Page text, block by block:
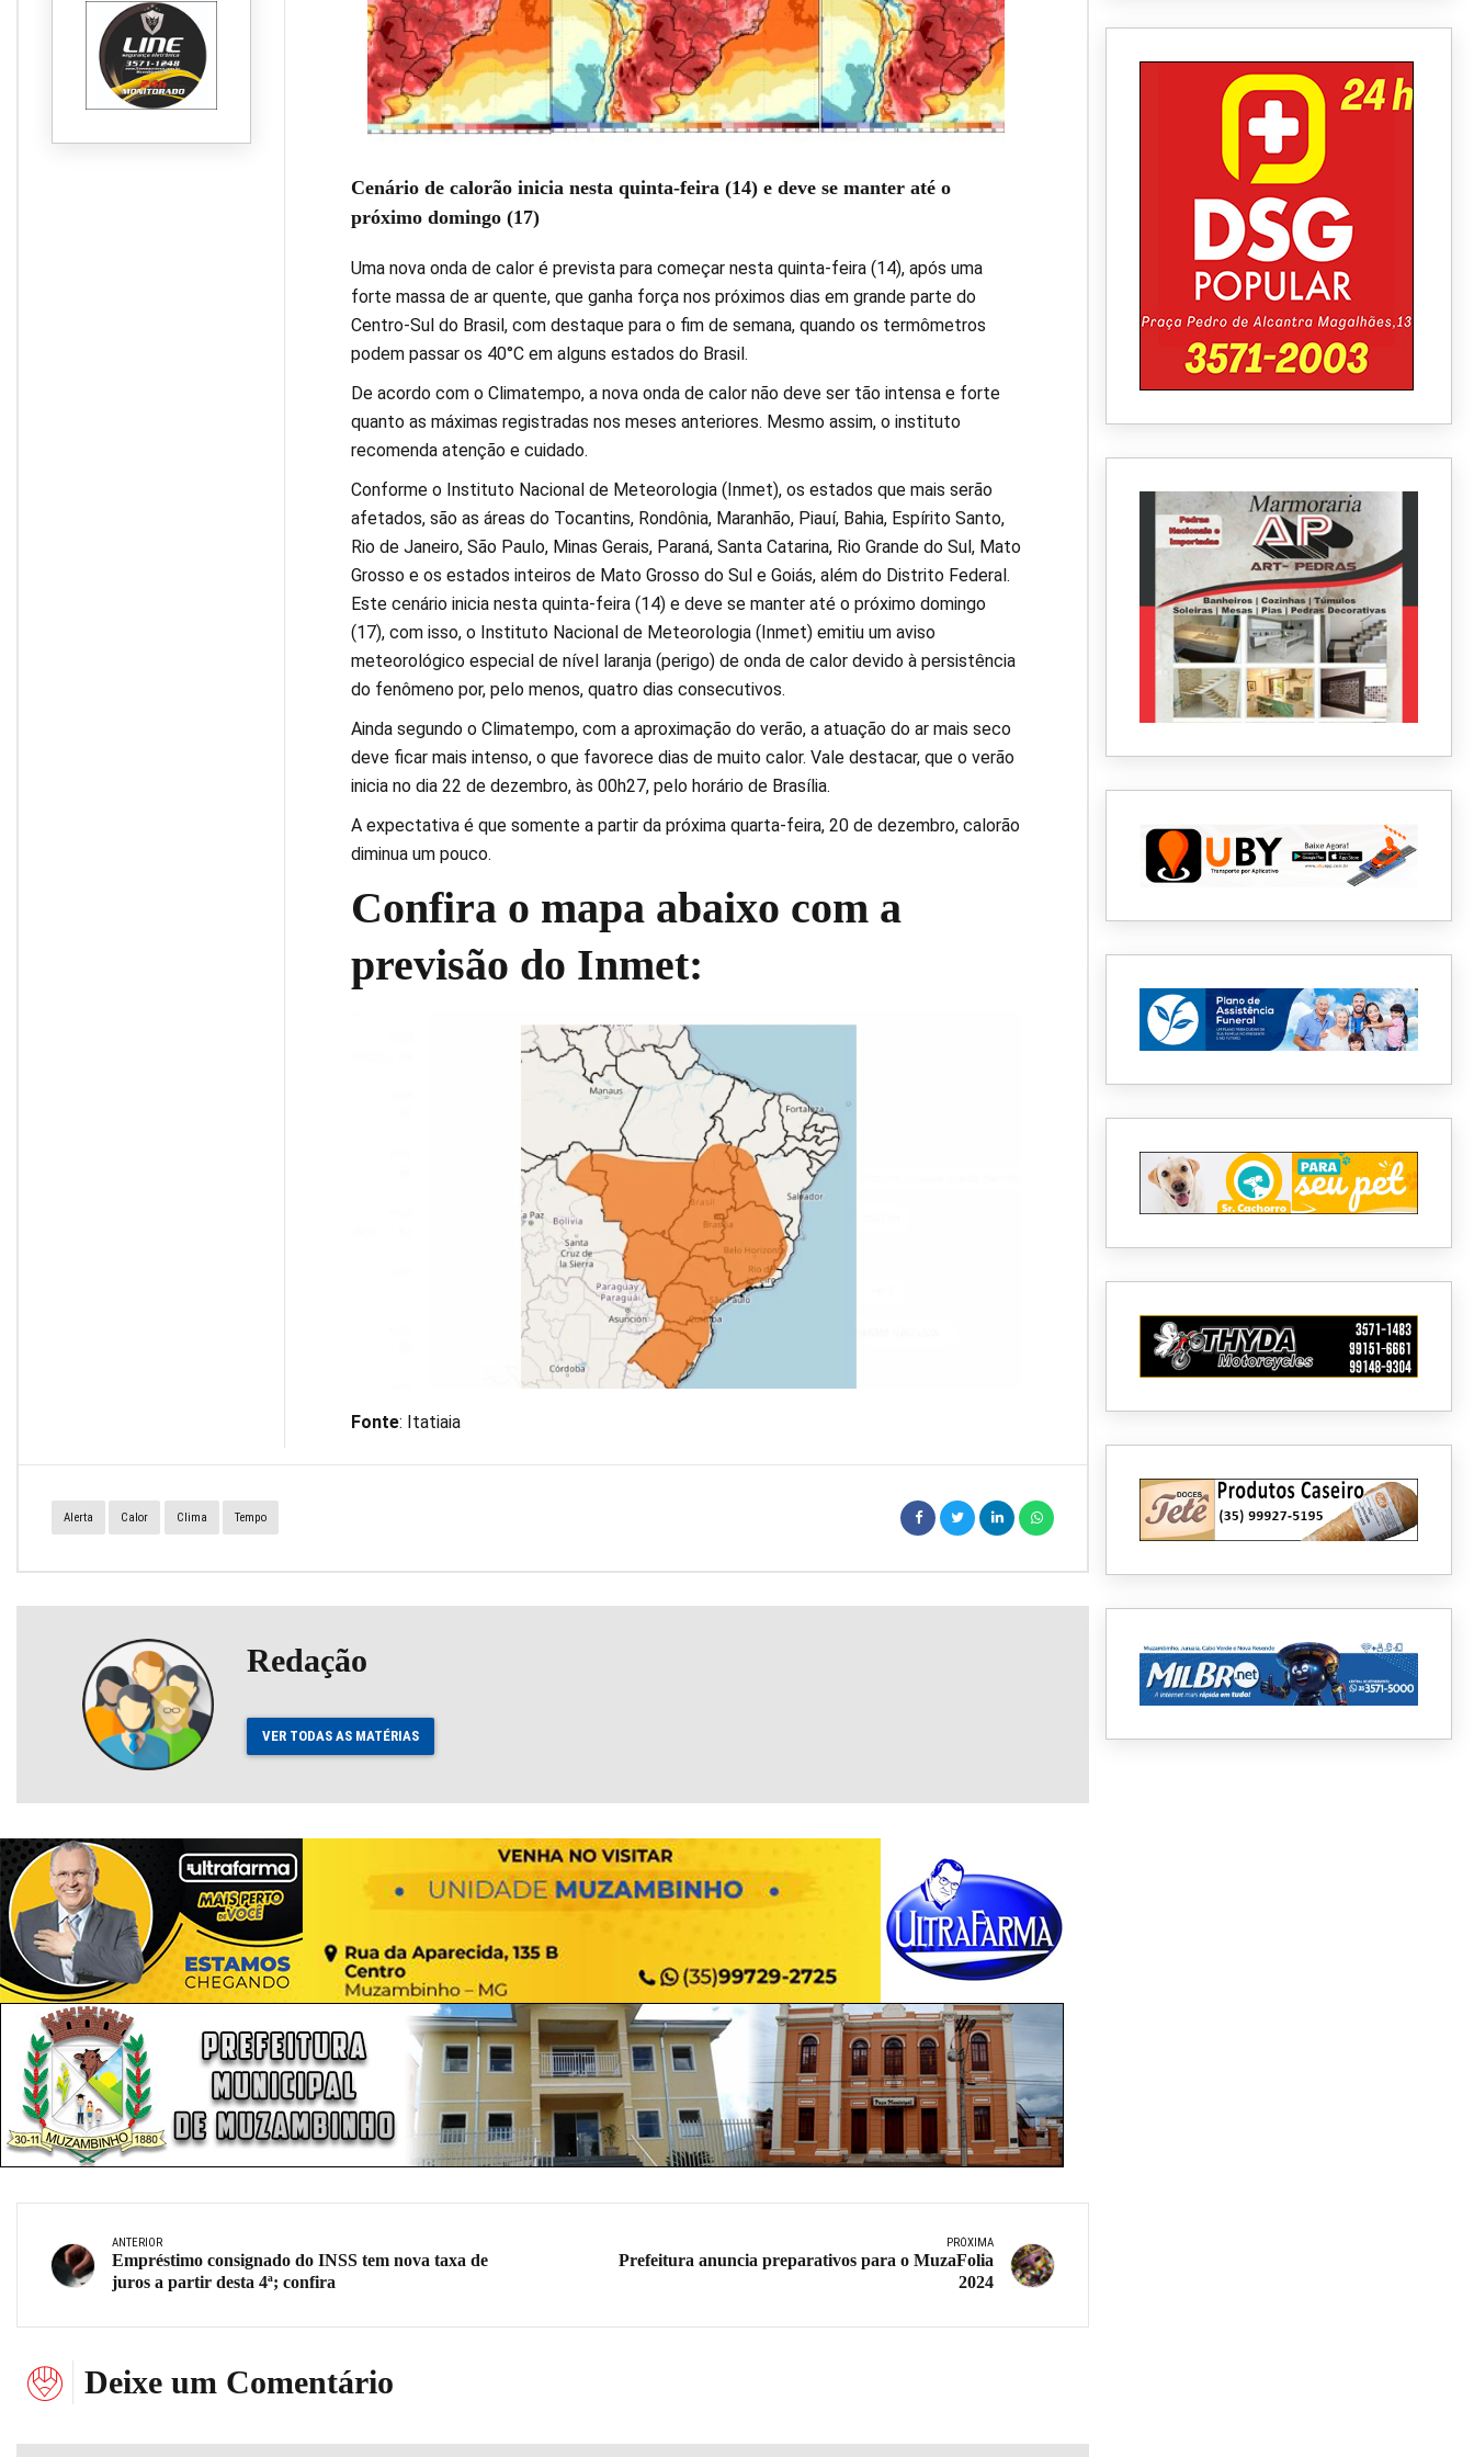
Cenário de calorão inicia nesta quinta-feira (14) e deve se manter até o
próximo domingo (17)
Uma nova onda de calor é prevista para começar nesta quinta-feira (14), após uma
forte massa de ar quente, que ganha força nos próximos dias em grande parte do
Centro-Sul do Brasil, com destaque para o fim de semana, quando os termômetros
podem passar os 40°C em alguns estados do Brasil.
De acordo com o Climatempo, a nova onda de calor não deve ser tão intensa e forte
quanto as máximas registradas nos meses anteriores. Mesmo assim, o instituto
recomenda atenção e cuidado.
Conforme o Instituto Nacional de Meteorologia (Inmet), os estados que mais serão
afetados, são as áreas do Tocantins, Rondônia, Maranhão, Piauí, Bahia, Espírito Santo,
Rio de Janeiro, São Paulo, Minas Gerais, Paraná, Santa Catarina, Rio Grande do Sul, Mato
Grosso e os estados inteiros de Mato Grosso do Sul e Goiás, além do Distrito Federal.
Este cenário inicia nesta quinta-feira (14) e deve se manter até o próximo domingo
(17), com isso, o Instituto Nacional de Meteorologia (Inmet) emitiu um aviso
meteorológico especial de nível laranja (perigo) de onda de calor devido à persistência
do fenômeno por, pelo menos, quatro dias consecutivos.
Ainda segundo o Climatempo, com a aproximação do verão, a atuação do ar mais seco
deve ficar mais intenso, o que favorece dias de muito calor. Vale destacar, que o verão
inicia no dia 22 de dezembro, às 00h27, pelo horário de Brasília.
A expectativa é que somente a partir da próxima quarta-feira, 20 de dezembro, calorão
diminua um pouco.
Confira o mapa abaixo com a
previsão do Inmet:
Fonte: Itatiaia
Alerta Calor Clima Tempo
Redação
VER TODAS AS MATÉRIAS
ANTERIOR
Empréstimo consignado do INSS tem nova taxa de
juros a partir desta 4ª; confira
PRÓXIMA
Prefeitura anuncia preparativos para o MuzaFolia
2024
Deixe um Comentário